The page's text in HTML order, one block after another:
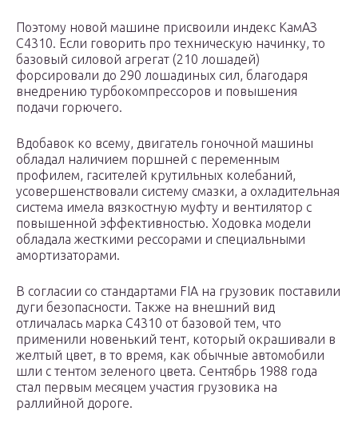
Поэтому новой машине присвоили индекс КамАЗ
С4310. Если говорить про техническую начинку, то
базовый силовой агрегат (210 лошадей)
форсировали до 290 лошадиных сил, благодаря
внедрению турбокомпрессоров и повышения
подачи горючего.
Вдобавок ко всему, двигатель гоночной машины
обладал наличием поршней с переменным
профилем, гасителей крутильных колебаний,
усовершенствовали систему смазки, а охладительная
система имела вязкостную муфту и вентилятор с
повышенной эффективностью. Ходовка модели
обладала жесткими рессорами и специальными
амортизаторами.
В согласии со стандартами FIA на грузовик поставили
дуги безопасности. Также на внешний вид
отличалась марка С4310 от базовой тем, что
применили новенький тент, который окрашивали в
желтый цвет, в то время, как обычные автомобили
шли с тентом зеленого цвета. Сентябрь 1988 года
стал первым месяцем участия грузовика на
раллийной дороге.